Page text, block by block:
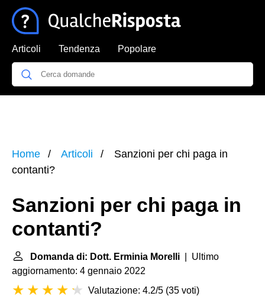
Articoli Tendenza Popolare
Home Articoli
Sanzioni per chi paga in
contanti?
Sanzioni per chi paga in
contanti?
Domanda di: Dott. Erminia Morelli | Ultimo
aggiornamento: 4 gennaio 2022
Valutazione: 4.2/5 (35 voti)